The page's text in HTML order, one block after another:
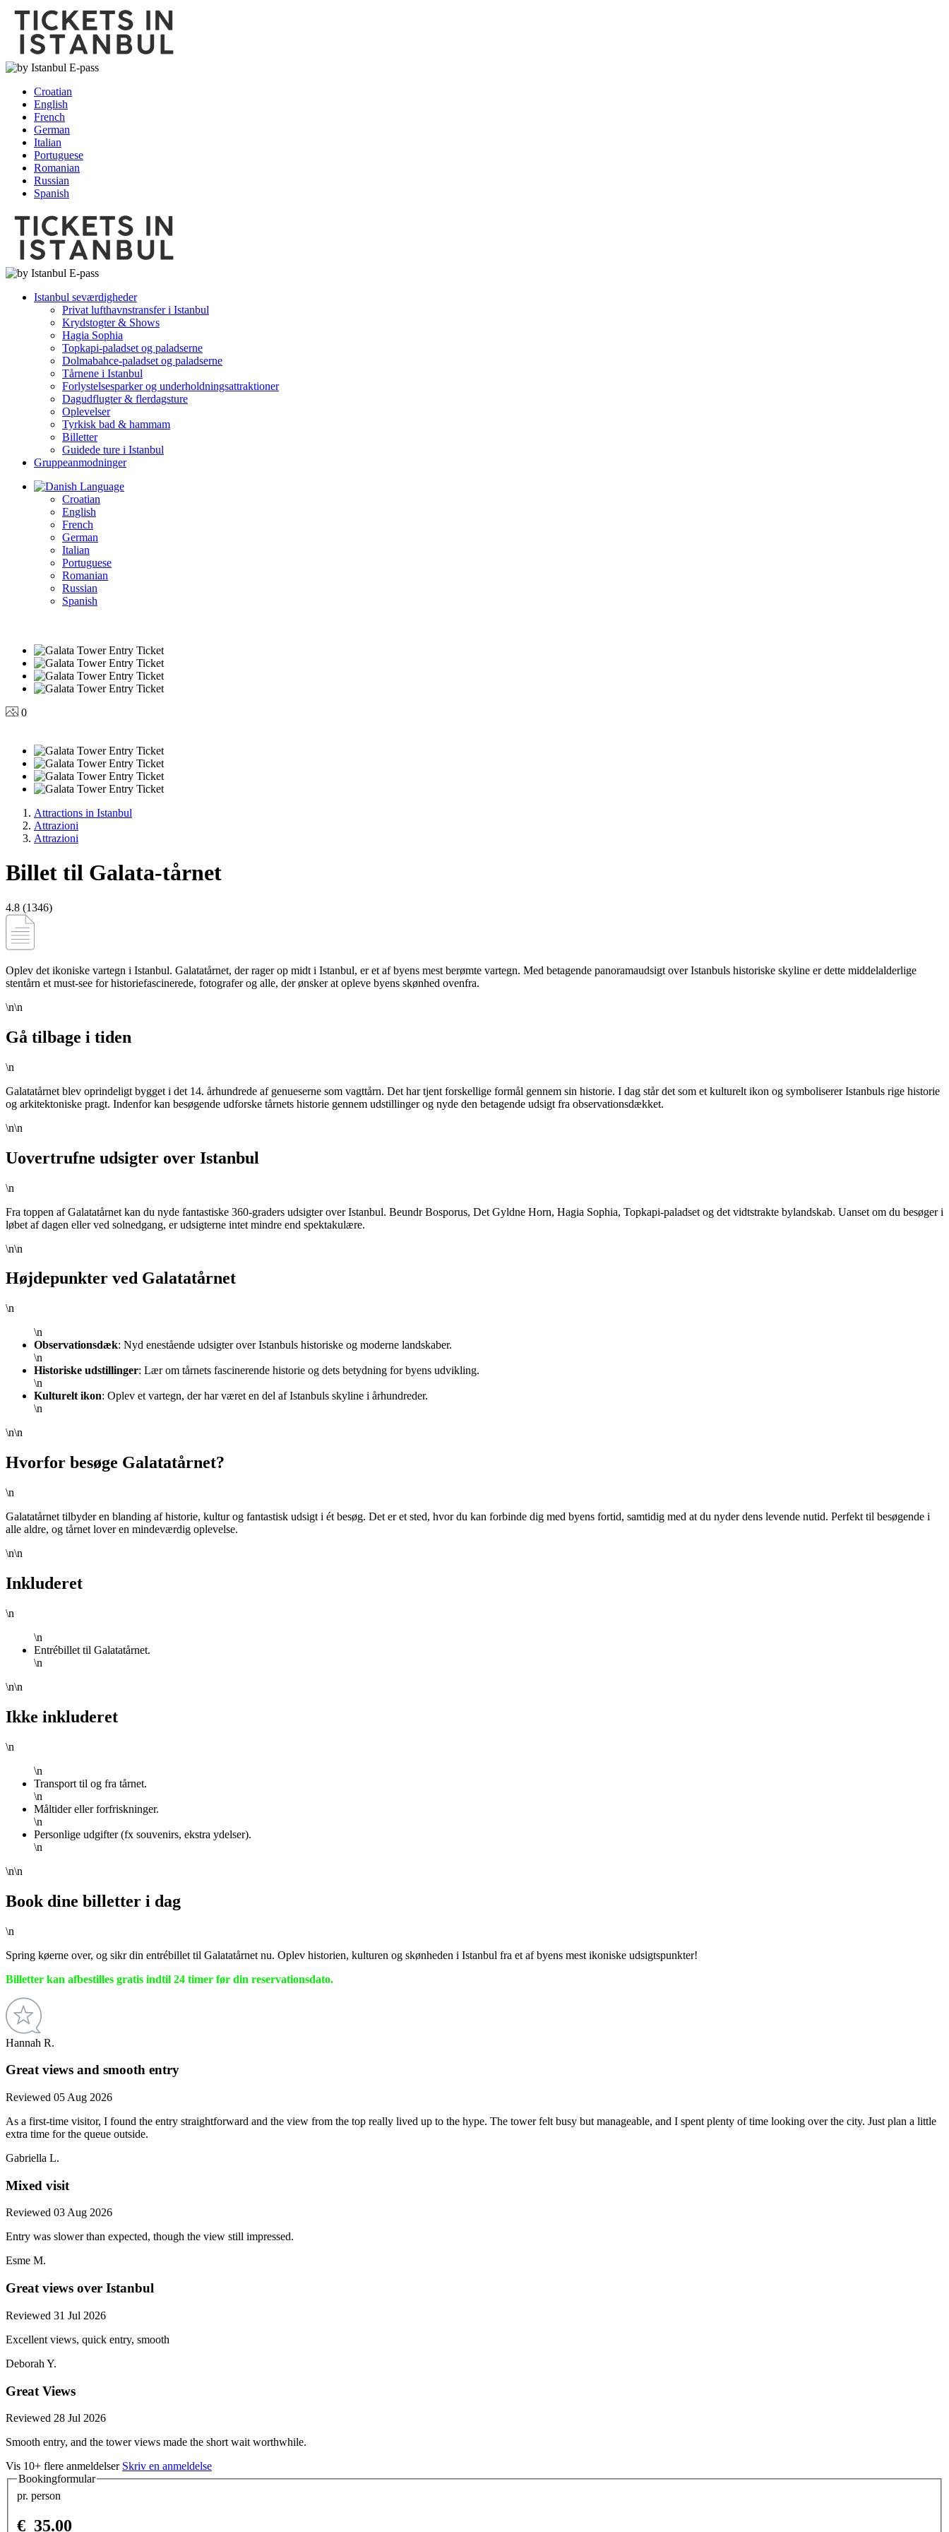
Croatian
English
French
German
Italian
Portuguese
Romanian
Russian
Spanish
Istanbul seværdigheder
Privat lufthavnstransfer i Istanbul
Krydstogter & Shows
Hagia Sophia
Topkapi-paladset og paladserne
Dolmabahce-paladset og paladserne
Tårnene i Istanbul
Forlystelsesparker og underholdningsattraktioner
Dagudflugter & flerdagsture
Oplevelser
Tyrkisk bad & hammam
Billetter
Guidede ture i Istanbul
Gruppeanmodninger
Language
Croatian
English
French
German
Italian
Portuguese
Romanian
Russian
Spanish
0
Attractions in Istanbul
Attrazioni
Attrazioni
Billet til Galata-tårnet
4.8 (1346)
Oplev det ikoniske vartegn i Istanbul. Galatatårnet, der rager op midt i Istanbul, er et af byens mest berømte vartegn. Med betagende panoramaudsigt over Istanbuls historiske skyline er dette middelalderlige
stentårn et must-see for historiefascinerede, fotografer og alle, der ønsker at opleve byens skønhed ovenfra.
\n\n
Gå tilbage i tiden
\n
Galatatårnet blev oprindeligt bygget i det 14. århundrede af genueserne som vagttårn. Det har tjent forskellige formål gennem sin historie. I dag står det som et kulturelt ikon og symboliserer Istanbuls rige historie
og arkitektoniske pragt. Indenfor kan besøgende udforske tårnets historie gennem udstillinger og nyde den betagende udsigt fra observationsdækket.
\n\n
Uovertrufne udsigter over Istanbul
\n
Fra toppen af Galatatårnet kan du nyde fantastiske 360-graders udsigter over Istanbul. Beundr Bosporus, Det Gyldne Horn, Hagia Sophia, Topkapi-paladset og det vidtstrakte bylandskab. Uanset om du besøger i
løbet af dagen eller ved solnedgang, er udsigterne intet mindre end spektakulære.
\n\n
Højdepunkter ved Galatatårnet
\n
\n
Observationsdæk: Nyd enestående udsigter over Istanbuls historiske og moderne landskaber.
\n
Historiske udstillinger: Lær om tårnets fascinerende historie og dets betydning for byens udvikling.
\n
Kulturelt ikon: Oplev et vartegn, der har været en del af Istanbuls skyline i århundreder.
\n
\n\n
Hvorfor besøge Galatatårnet?
\n
Galatatårnet tilbyder en blanding af historie, kultur og fantastisk udsigt i ét besøg. Det er et sted, hvor du kan forbinde dig med byens fortid, samtidig med at du nyder dens levende nutid. Perfekt til besøgende i
alle aldre, og tårnet lover en mindeværdig oplevelse.
\n\n
Inkluderet
\n
\n
Entrébillet til Galatatårnet.
\n
\n\n
Ikke inkluderet
\n
\n
Transport til og fra tårnet.
\n
Måltider eller forfriskninger.
\n
Personlige udgifter (fx souvenirs, ekstra ydelser).
\n
\n\n
Book dine billetter i dag
\n
Spring køerne over, og sikr din entrébillet til Galatatårnet nu. Oplev historien, kulturen og skønheden i Istanbul fra et af byens mest ikoniske udsigtspunkter!
Billetter kan afbestilles gratis indtil 24 timer før din reservationsdato.
Hannah R.
Great views and smooth entry
Reviewed 05 Aug 2026
As a first-time visitor, I found the entry straightforward and the view from the top really lived up to the hype. The tower felt busy but manageable, and I spent plenty of time looking over the city. Just plan a little
extra time for the queue outside.
Gabriella L.
Mixed visit
Reviewed 03 Aug 2026
Entry was slower than expected, though the view still impressed.
Esme M.
Great views over Istanbul
Reviewed 31 Jul 2026
Excellent views, quick entry, smooth
Deborah Y.
Great Views
Reviewed 28 Jul 2026
Smooth entry, and the tower views made the short wait worthwhile.
Vis 10+ flere anmeldelser Skriv en anmeldelse
Bookingformular
pr. person
€ 35.00